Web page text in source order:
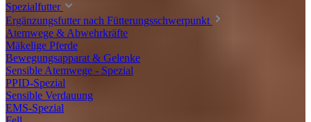
Spezialfutter
Ergänzungsfutter nach Fütterungsschwerpunkt
Atemwege & Abwehrkräfte
Mäkelige Pferde
Bewegungsapparat & Gelenke
Sensible Atemwege - Spezial
PPID-Spezial
Sensible Verdauung
EMS-Spezial